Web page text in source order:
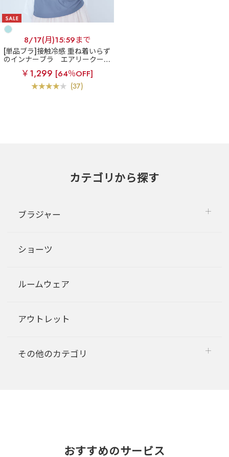
8/17(月)15:59まで
[単品ブラ]接触冷感 重ね着いらず
のインナーブラ
エアリークール
リッチバスト ブラトップ (ワイヤ
ー入り)
￥1,299 [64％OFF]
(37)
カテゴリから探す
ブラジャー
ショーツ
ルームウェア
アウトレット
その他のカテゴリ
おすすめのサービス